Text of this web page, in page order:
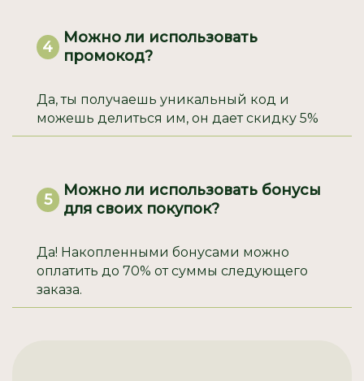
4
Можно ли использовать
промокод?
Да, ты получаешь уникальный код и
можешь делиться им, он дает скидку 5%
5
Можно ли использовать бонусы
для своих покупок?
Да! Накопленными бонусами можно
оплатить до 70% от суммы следующего
заказа.